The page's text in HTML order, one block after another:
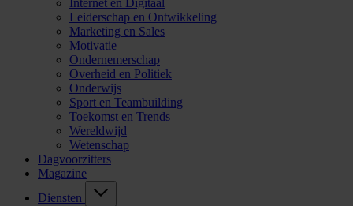
Internet en Digitaal
Leiderschap en Ontwikkeling
Marketing en Sales
Motivatie
Ondernemerschap
Overheid en Politiek
Onderwijs
Sport en Teambuilding
Toekomst en Trends
Wereldwijd
Wetenschap
Dagvoorzitters
Magazine
Diensten